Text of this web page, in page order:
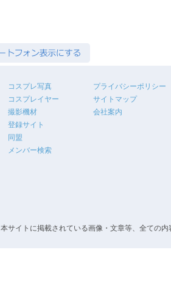
コスプレ写真
コスプレイヤー
撮影機材
登録サイト
同盟
メンバー検索
プライバシーポリシー
サイトマップ
会社案内
本サイトに掲載されている画像・文章等、全ての